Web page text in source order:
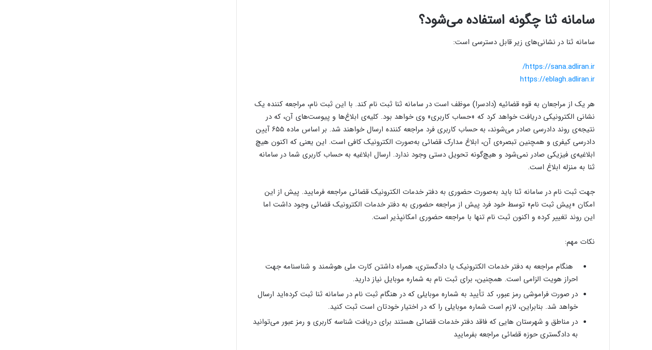
سامانه ثنا چگونه استفاده می‌شود؟
سامانه ثنا در نشانی‌های زیر قابل دسترسی است:
https://sana.adliran.ir/
https://eblagh.adliran.ir
هر یک از مراجعان به قوه قضائیه (دادسرا) موظف است در سامانه ثنا ثبت نام کند. با این ثبت‌ نام، مراجعه کننده یک
نشانی الکترونیکی دریافت خواهد کرد که «حساب کاربری» وی خواهد بود. کلیه‌ی ابلاغ‌ها و پیوست‌های آن، که در
نتیجه‌ی روند دادرسی صادر می‌شوند، به حساب کاربری فرد مراجعه کننده ارسال خواهند شد. بر اساس ماده ۶۵۵ آیین
دادرسی کیفری و همچنین تبصره‌ی آن، ابلاغ مدارک قضائی به‌صورت الکترونیک کافی است. این یعنی که اکنون هیچ
ابلاغیه‌ی فیزیکی صادر نمی‌شود و هیچ‌گونه تحویل دستی وجود ندارد. ارسال ابلاغیه به حساب کاربری شما در سامانه
ثنا به منزله‌ ابلاغ است.
جهت ثبت نام در سامانه ثنا باید به‌صورت حضوری به دفتر خدمات الکترونیک قضائی مراجعه فرمایید. پیش از این
امکان «پیش ثبت نام» توسط خود فرد پیش از مراجعه حضوری به دفتر خدمات الکترونیک قضائی وجود داشت اما
این روند تغییر کرده و اکنون ثبت نام تنها با مراجعه حضوری امکانپذیر است.
نکات مهم:
هنگام مراجعه به دفتر خدمات الکترونیک یا دادگستری، همراه داشتن کارت ملی هوشمند و شناسنامه جهت
احراز هویت الزامی است. همچنین، برای ثبت نام به شماره موبایل نیاز دارید.
در صورت فراموشی رمز عبور، کد تأیید به شماره موبایلی که در هنگام ثبت نام در سامانه ثنا ثبت کرده‌اید ارسال
خواهد شد. بنابراین، لازم است شماره موبایلی را که در اختیار خودتان است ثبت کنید.
در مناطق و شهرستان‌ هایی که فاقد دفتر خدمات قضائی هستند برای دریافت شناسه کاربری و رمز عبور می‌توانید
به دادگستری حوزه قضائی مراجعه بفرمایید